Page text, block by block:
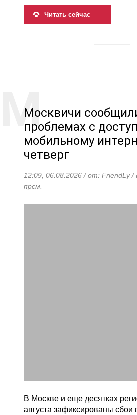
Читать сейчас
Москвичи
проблемах с
мобильному
четверг
12:09, 06.08.2026 / от: FriendLy /
прсм.
В Москве и еще десятках
августа зафиксированы сбои